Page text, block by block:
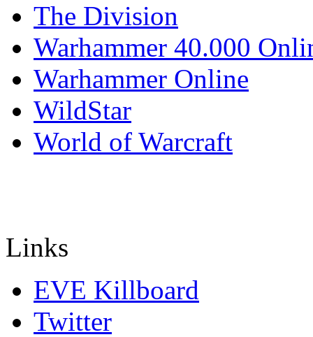
The Division
Warhammer 40.000
Warhammer Online
WildStar
World of Warcraft
Links
EVE Killboard
Twitter